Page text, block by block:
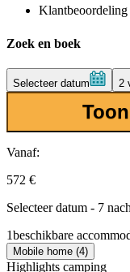
Klantbeoordeling
Zoek en boek
Selecteer datum 2
Vanaf:
572 €
Selecteer datum - 7
1beschikbare
Mobile home (4)
Highlights camping